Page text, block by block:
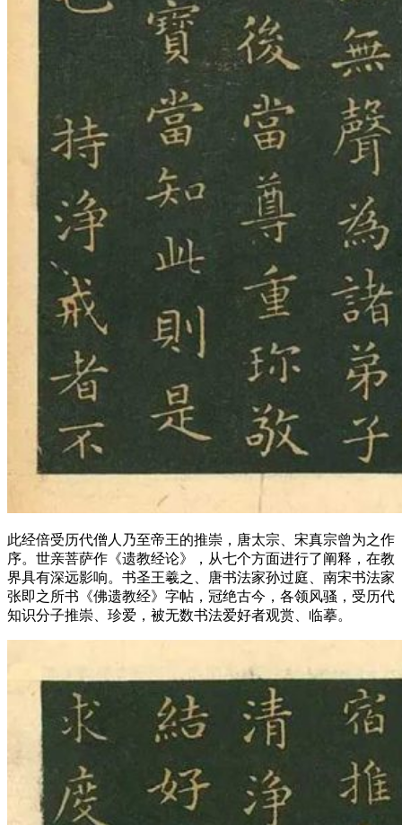
此经倍受历代僧人乃至帝王的推崇，唐太宗、宋真宗曾为之作
序。世亲菩萨作《遗教经论》，从七个方面进行了阐释，在教
界具有深远影响。书圣王羲之、唐书法家孙过庭、南宋书法家
张即之所书《佛遗教经》字帖，冠绝古今，各领风骚，受历代
知识分子推崇、珍爱，被无数书法爱好者观赏、临摹。